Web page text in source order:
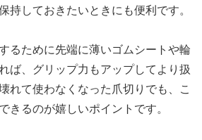
持しておきたいときにも便利です。
るために先端に薄いゴムシートや輪
ば、グリップ力もアップしてより扱
れて使わなくなった爪切りでも、こ
きるのが嬉しいポイントです。